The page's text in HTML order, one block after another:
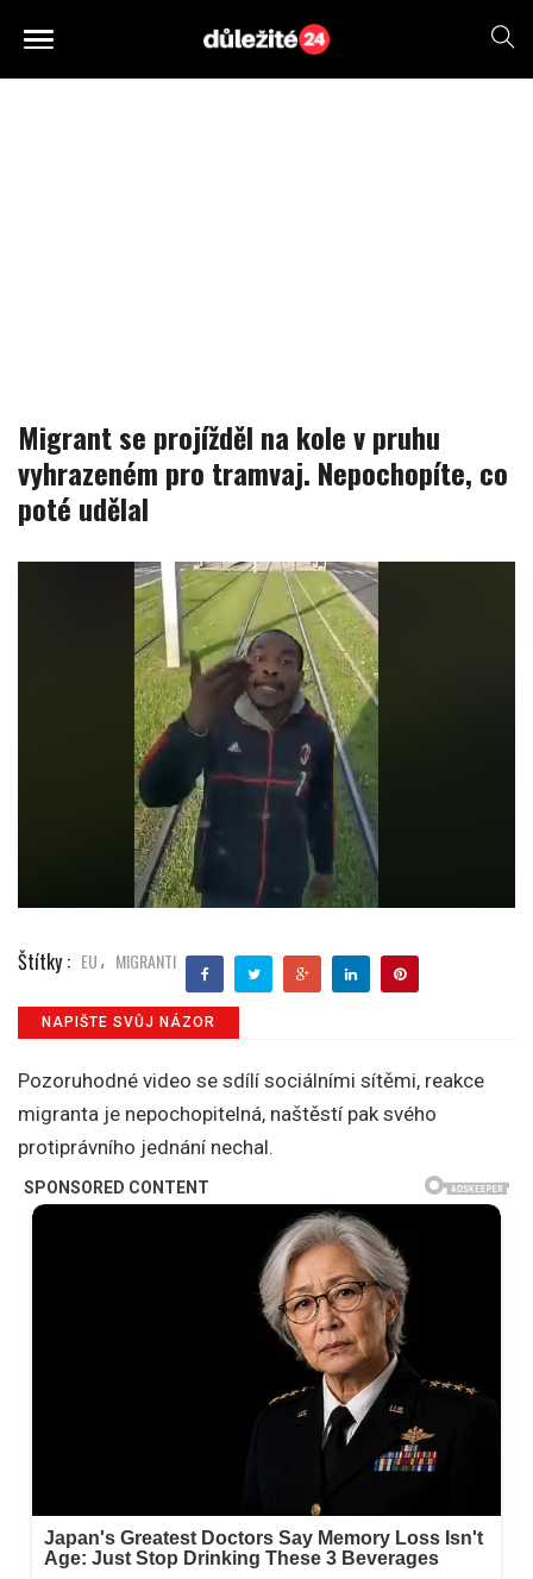
Migrant se projížděl na kole v pruhu
vyhrazeném pro tramvaj. Nepochopíte, co
poté udělal
Štítky : EU , MIGRANTI
NAPIŠTE SVŮJ NÁZOR
Pozoruhodné video se sdílí sociálními sítěmi, reakce
migranta je nepochopitelná, naštěstí pak svého
protiprávního jednání nechal.